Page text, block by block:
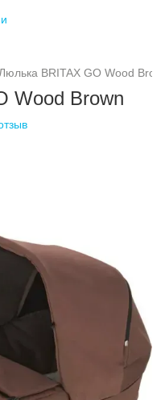
Люлька BRITAX GO Wood
Wood Brown